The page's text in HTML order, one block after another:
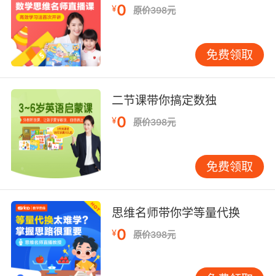
¥0 原价398元
免费领取
二节课带你搞定数独
¥0 原价398元
免费领取
思维名师带你学等量代换
¥0 原价398元